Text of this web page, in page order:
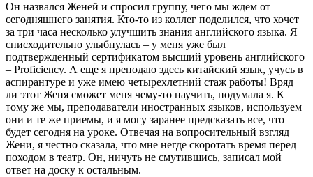
Он назвался Женей и спросил группу, чего мы ждем от
сегодняшнего занятия. Кто-то из коллег поделился, что хочет
за три часа несколько улучшить знания английского языка. Я
снисходительно улыбнулась – у меня уже был
подтвержденный сертификатом высший уровень английского
– Proficiency. А еще я преподаю здесь китайский язык, учусь в
аспирантуре и уже имею четырехлетний стаж работы! Вряд
ли этот Женя сможет меня чему-то научить, подумала я. К
тому же мы, преподаватели иностранных языков, используем
они и те же приемы, и я могу заранее предсказать все, что
будет сегодня на уроке. Отвечая на вопросительный взгляд
Жени, я честно сказала, что мне негде скоротать время перед
походом в театр. Он, ничуть не смутившись, записал мой
ответ на доску к остальным.